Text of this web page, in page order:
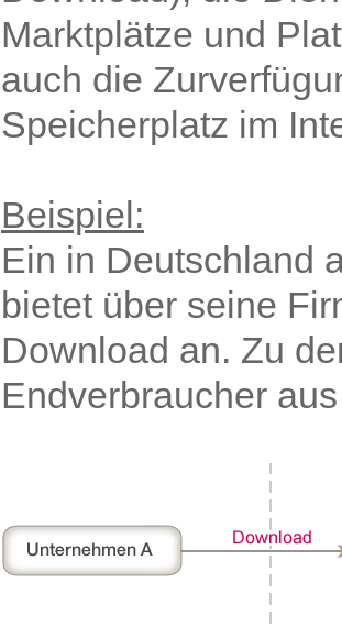
Marktplätze und
auch die
Speicherplatz im
Beispiel:
Ein in Deutschland
bietet über seine
Download an. Zu
Endverbraucher